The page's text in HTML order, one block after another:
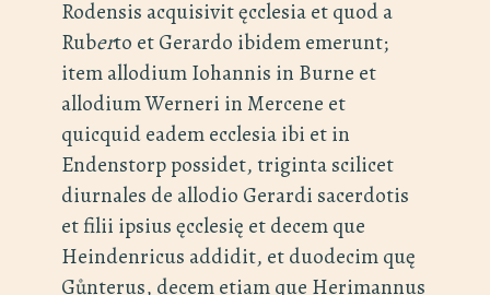
Rodensis acquisivit ęcclesia et quod a
Ruberto et Gerardo ibidem emerunt;
item allodium Iohannis in Burne et
allodium Werneri in Mercene et
quicquid eadem ecclesia ibi et in
Endenstorp possidet, triginta scilicet
diurnales de allodio Gerardi sacerdotis
et filii ipsius ęcclesię et decem que
Heindenricus addidit, et duodecim quę
Gůnterus, decem etiam que Herimannus